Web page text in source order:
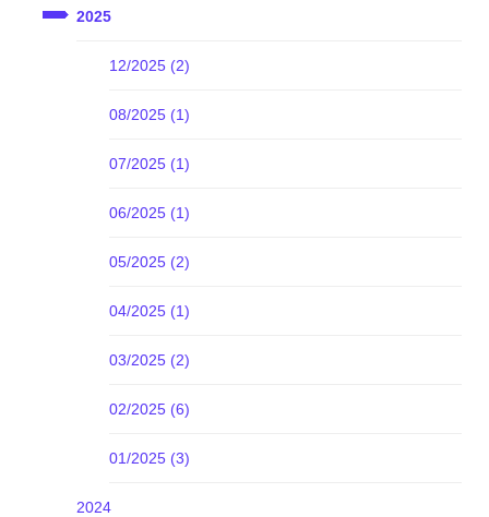
2025
12/2025 (2)
08/2025 (1)
07/2025 (1)
06/2025 (1)
05/2025 (2)
04/2025 (1)
03/2025 (2)
02/2025 (6)
01/2025 (3)
2024